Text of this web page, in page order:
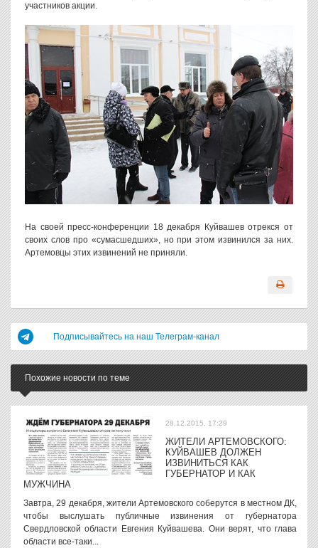
участников акции.
На своей пресс-конференции 18 декабря Куйвашев отрекся от
своих слов про «сумасшедших», но при этом извинился за них.
Артемовцы этих извинений не приняли.
Подписывайтесь на наш Телеграм-канал
Похожие новости по теме
28.12.2015, 17:29
ЖИТЕЛИ АРТЕМОВСКОГО:
КУЙВАШЕВ ДОЛЖЕН
ИЗВИНИТЬСЯ КАК
ГУБЕРНАТОР И КАК
МУЖЧИНА
Завтра, 29 декабря, жители Артемовского соберутся в местном ДК,
чтобы выслушать публичные извинения от губернатора
Свердловской области Евгения Куйвашева. Они верят, что глава
области все-таки...